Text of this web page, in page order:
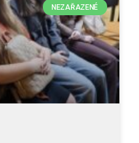
NEZAŘAZENÉ